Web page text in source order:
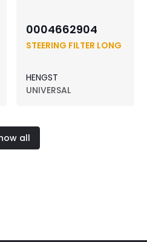
0004662904
STEERING FILTER LONG
HENGST
UNIVERSAL
all